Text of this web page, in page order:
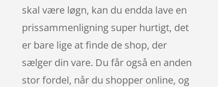
skal være løgn, kan du endda lave en
prissammenligning super hurtigt, det
er bare lige at finde de shop, der
sælger din vare. Du får også en anden
stor fordel, når du shopper online, og